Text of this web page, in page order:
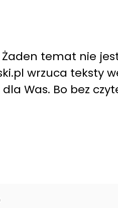
temat nie
wrzuca teksty
Was. Bo bez